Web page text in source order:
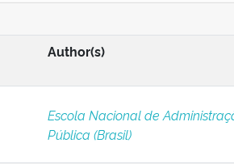
Author(s)
Escola Nacional de
Pública (Brasil)